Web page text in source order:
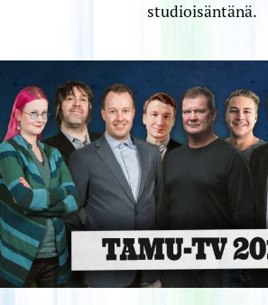
studioisäntänä.